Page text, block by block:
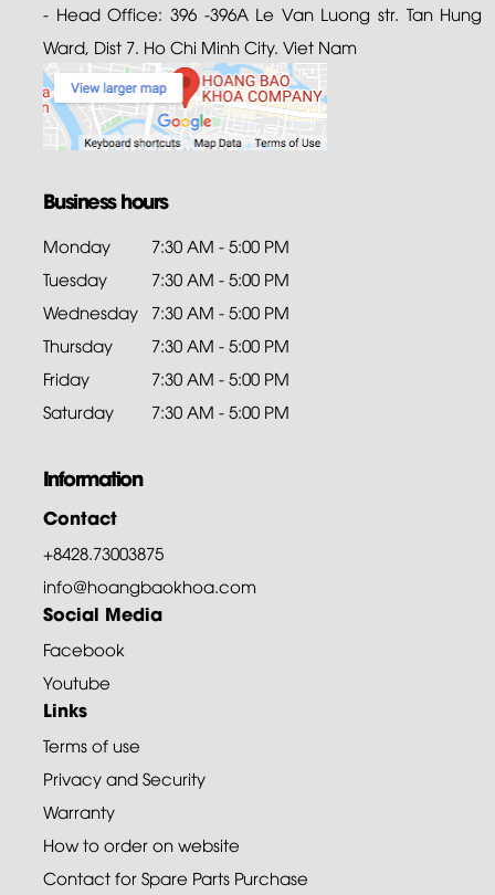
- Head Office: 396 -396A Le Van Luong str. Tan Hung
Ward, Dist 7. Ho Chi Minh City. Viet Nam
Business hours
Monday
7:30 AM - 5:00 PM
Tuesday
7:30 AM - 5:00 PM
Wednesday 7:30 AM - 5:00 PM
Thursday
7:30 AM - 5:00 PM
Friday
7:30 AM - 5:00 PM
Saturday
7:30 AM - 5:00 PM
Information
Contact
+8428.73003875
info@hoangbaokhoa.com
Social Media
Facebook
Youtube
Links
Terms of use
Privacy and Security
Warranty
How to order on website
Contact for Spare Parts Purchase